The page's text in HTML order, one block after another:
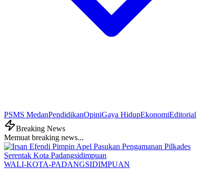
PSMS MedanPendidikanOpiniGaya HidupEkonomiEditorial
Breaking News
Memuat breaking news...
WALI-KOTA-PADANGSIDIMPUAN